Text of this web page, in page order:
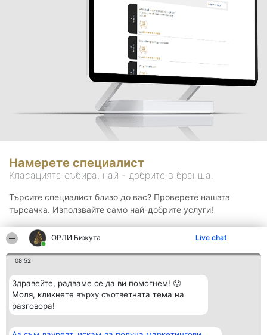
ОРЛИ Бижута Live chat
08:52
Здравейте, радваме се да ви помогнем! 🙂
Моля, кликнете върху съответната тема на
разговора!
Намерете специалист
Класацията събира, най - добрите в бранша.
Търсите специалист близо до вас? Проверете нашата
търсачка. Използвайте само най-добрите услуги!